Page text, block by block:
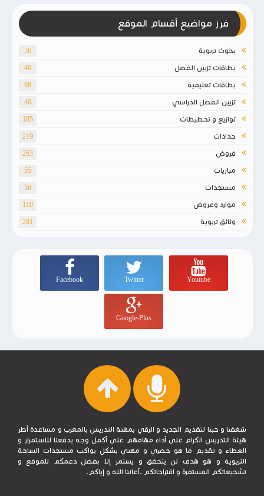
فرز مواضيع أقسام الموقع
بحوث تربوية 56
بطاقات تزيين الفصل 40
بطاقات تعليمية 98
تزيين الفصل الدراسي 40
توازيع و تخطيطات 185
جذاذات 219
فروض 263
مباريات 55
مستجدات 50
موارد وعروض 110
وثائق تربوية 281
Youtube
Twitter
Facebook
Google-Plus
شغفنا و حبنا لتقديم الجديد و الرقي بمهنة التدريس بالمغرب و مساعدة أطر
هيئة التدريس الكرام على أداء مهامهم على أكمل وجه يدفعنا للاستمرار و
العطاء و تقديم ما هو حصري و مهني بشكل يواكب مستجدات الساحة
التربوية و هو هدف لن يتحقق و يستمر إلا بفضل دعمكم للموقع و
تشجيعاتكم المستمرة و اقتراحاتكم .أعاننا الله و إياكم.